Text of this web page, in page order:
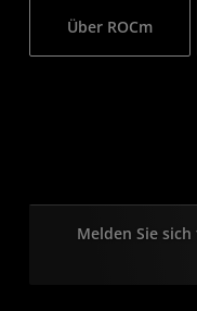
Über ROCm
Melden Sie